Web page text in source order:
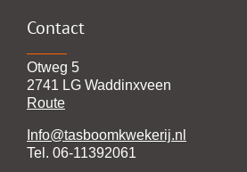
Contact
Otweg 5
2741 LG Waddinxveen
Route
Info@tasboomkwekerij.nl
Tel. 06-11392061